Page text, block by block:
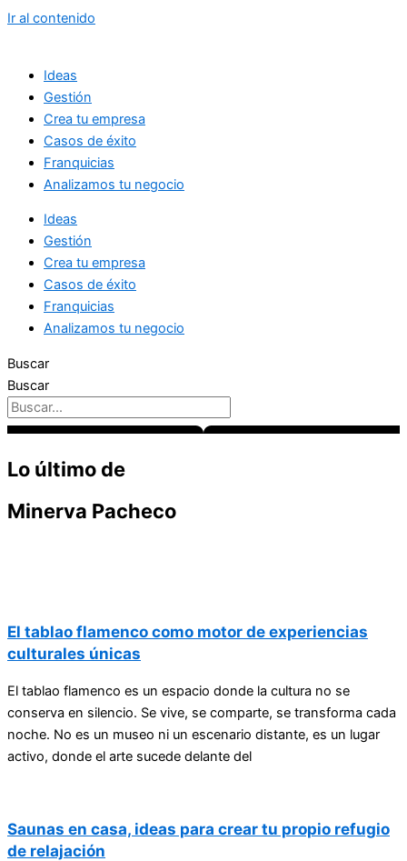
Ir al contenido
Ideas
Gestión
Crea tu empresa
Casos de éxito
Franquicias
Analizamos tu negocio
Ideas
Gestión
Crea tu empresa
Casos de éxito
Franquicias
Analizamos tu negocio
Buscar
Buscar
Lo último de
Minerva Pacheco
El tablao flamenco como motor de experiencias
culturales únicas
El tablao flamenco es un espacio donde la cultura no se
conserva en silencio. Se vive, se comparte, se transforma cada
noche. No es un museo ni un escenario distante, es un lugar
activo, donde el arte sucede delante del
Saunas en casa, ideas para crear tu propio refugio
de relajación